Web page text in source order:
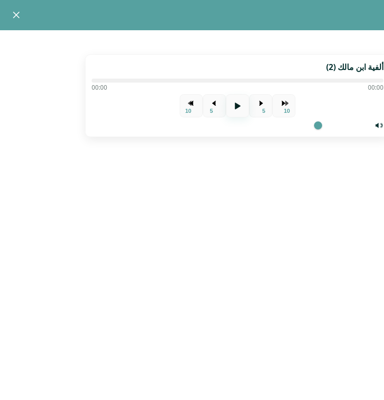
ألفية ابن مالك (2)
00:00
00:00
10
5
5
10